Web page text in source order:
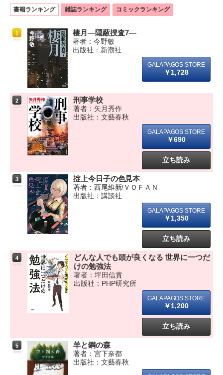
書籍ランキング 雑誌ランキング コミックランキング
1 棲月―隠蔽捜査7―
著者：今野敏
出版社：新潮社
￥1,728
2 刑事学校
著者：矢月秀作
出版社：文藝春秋
￥690
立ち読み
3 掟上今日子の色見本
著者：西尾維新/ＶＯＦＡＮ
出版社：講談社
￥1,350
立ち読み
4
どんな人でも頭が良くなる 世界に一つだ
けの勉強法
著者：坪田信貴
出版社：PHP研究所
￥1,200
立ち読み
5 羊と鋼の森
著者：宮下奈都
出版社：文藝春秋